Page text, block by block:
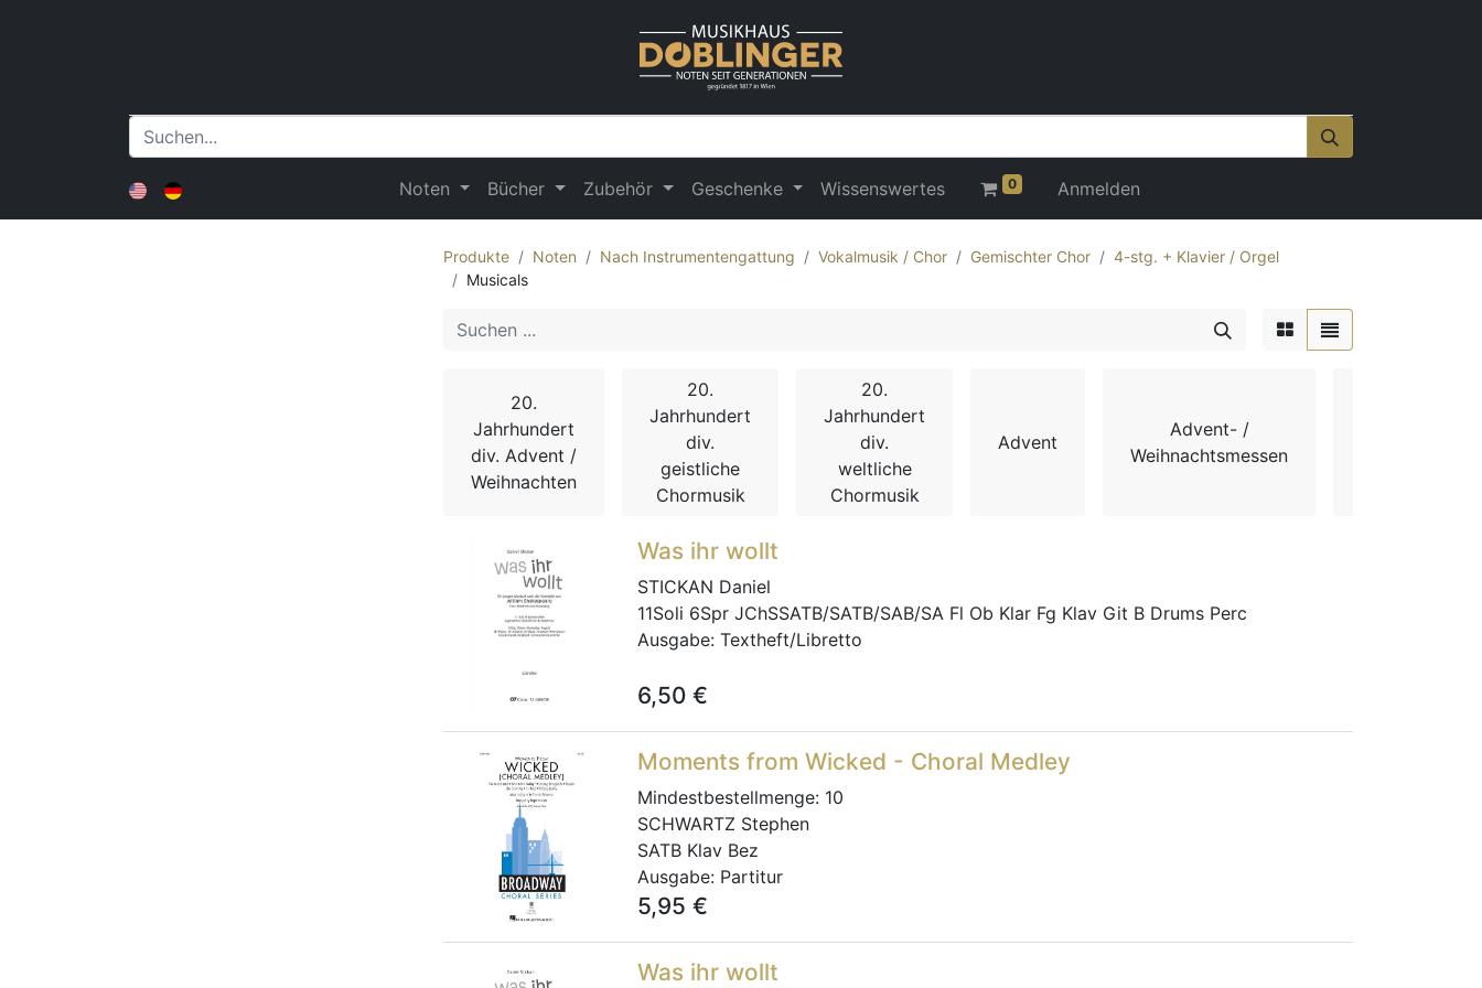
Noten Bücher Zubehör Geschenke Wissenswertes 0 Anmelden
Produkte Noten Nach Instrumentengattung Vokalmusik / Chor Gemischter Chor
4-stg. + Klavier / Orgel
Musicals
20.
Jahrhundert
div. Advent /
Weihnachten
20.
Jahrhundert
div.
geistliche
Chormusik
20.
Jahrhundert
div.
weltliche
Chormusik
Advent
Advent- /
Weihnachtsmessen
Was ihr wollt
STICKAN Daniel
11Soli 6Spr JChSSATB/SATB/SAB/SA Fl Ob Klar Fg Klav Git B Drums Perc
Ausgabe: Textheft/Libretto
6,50 €
Moments from Wicked - Choral Medley
Mindestbestellmenge: 10
SCHWARTZ Stephen
SATB Klav Bez
Ausgabe: Partitur
5,95 €
Was ihr wollt